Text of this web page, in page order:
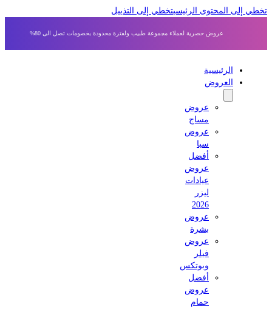
إلى المحتوى الرئيسي تخطي إلى التذييل
عروض حصرية لعملاء مجموعة طبيب ولفترة محدودة بخصومات تصل الى 80%
الرئيسية
العروض
عروض
مساج
عروض
أفضل
عروض
عيادات
2026
عروض
بشرة
عروض
وبوتكس
أفضل
عروض
حمام